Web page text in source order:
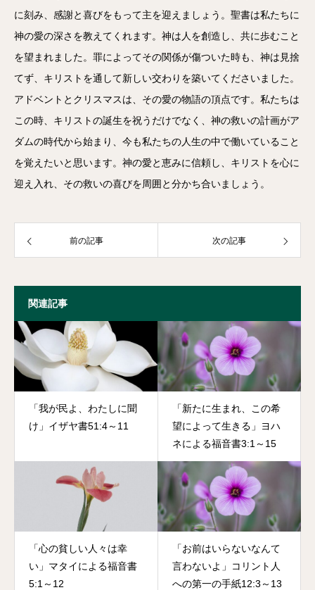
に刻み、感謝と喜びをもって主を迎えましょう。聖書は私たちに
神の愛の深さを教えてくれます。神は人を創造し、共に歩むこと
を望まれました。罪によってその関係が傷ついた時も、神は見捨
てず、キリストを通して新しい交わりを築いてくださいました。
アドベントとクリスマスは、その愛の物語の頂点です。私たちは
この時、キリストの誕生を祝うだけでなく、神の救いの計画がア
ダムの時代から始まり、今も私たちの人生の中で働いていること
を覚えたいと思います。神の愛と恵みに信頼し、キリストを心に
迎え入れ、その救いの喜びを周囲と分かち合いましょう。
前の記事 次の記事
関連記事
「我が民よ、わたしに聞
け」イザヤ書51:4～11
「新たに生まれ、この希
望によって生きる」ヨハ
ネによる福音書3:1～15
「心の貧しい人々は幸
い」マタイによる福音書
5:1～12
「お前はいらないなんて
言わないよ」コリント人
への第一の手紙12:3～13